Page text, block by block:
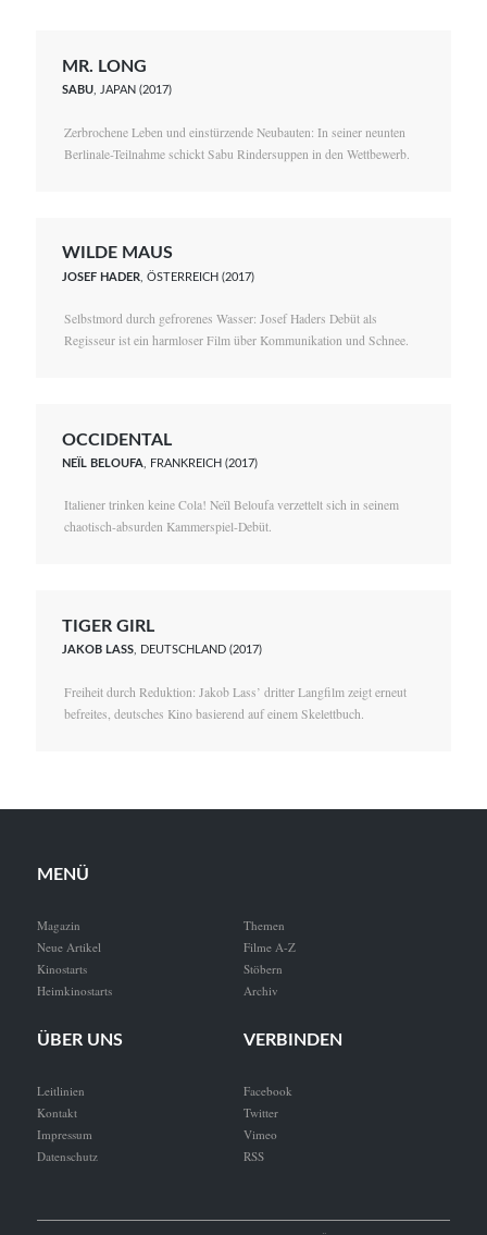
MR. LONG
SABU, JAPAN (2017)
Zerbrochene Leben und einstürzende Neubauten: In seiner neunten
Berlinale-Teilnahme schickt Sabu Rindersuppen in den Wettbewerb.
WILDE MAUS
JOSEF HADER , ÖSTERREICH (2017)
Selbstmord durch gefrorenes Wasser: Josef Haders Debüt als
Regisseur ist ein harmloser Film über Kommunikation und Schnee.
OCCIDENTAL
NEÏL BELOUFA , FRANKREICH (2017)
Italiener trinken keine Cola! Neïl Beloufa verzettelt sich in seinem
chaotisch-absurden Kammerspiel-Debüt.
TIGER GIRL
JAKOB LASS, DEUTSCHLAND (2017)
Freiheit durch Reduktion: Jakob Lass’ dritter Langfilm zeigt erneut
befreites, deutsches Kino basierend auf einem Skelettbuch.
MENÜ
Magazin
Neue Artikel
Kinostarts
Heimkinostarts
Themen
Filme A-Z
Stöbern
Archiv
ÜBER UNS
Leitlinien
Kontakt
Impressum
Datenschutz
VERBINDEN
Facebook
Twitter
Vimeo
RSS